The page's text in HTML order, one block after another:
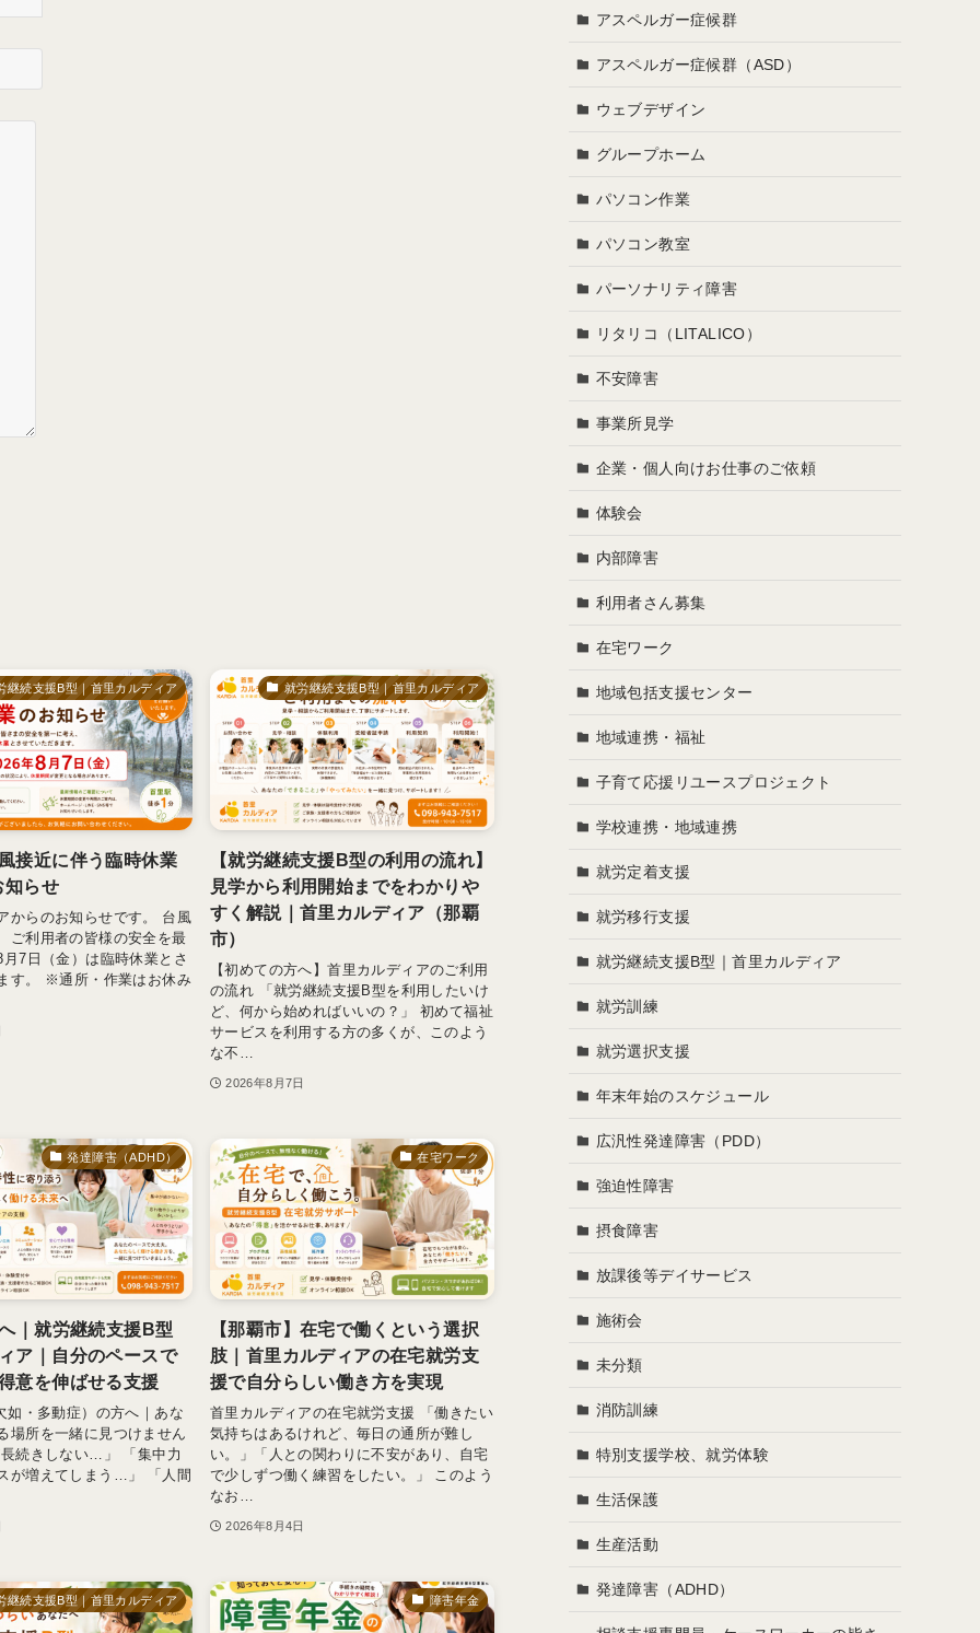
継続支援B型｜首里カルディア
接近に伴う臨時休業
知らせ
からのお知らせです。 台風
ご利用者の皆様の安全を最
7日（金）は臨時休業とさ
す。 ※通所・作業はお休み
就労継続支援B型｜首里カルディア
【就労継続支援B型の利用の流れ】
見学から利用開始までをわかりや
すく解説｜首里カルディア（那覇
市）
【初めての方へ】首里カルディアのご利用
の流れ 「就労継続支援B型を利用したいけ
ど、何から始めればいいの？」 初めて福祉
サービスを利用する方の多くが、このよう
な不…
2026年8月7日
発達障害（ADHD）
｜就労継続支援B型
ア｜自分のペースで
意を伸ばせる支援
如・多動症）の方へ｜あな
場所を一緒に見つけません
続きしない…」 「集中力
が増えてしまう…」 「人間
在宅ワーク
【那覇市】在宅で働くという選択
肢｜首里カルディアの在宅就労支
援で自分らしい働き方を実現
首里カルディアの在宅就労支援 「働きたい
気持ちはあるけれど、毎日の通所が難し
い。」「人との関わりに不安があり、自宅
で少しずつ働く練習をしたい。」 このよう
なお…
2026年8月4日
継続支援B型｜首里カルディア 障害年金
アスペルガー症候群
アスペルガー症候群（ASD）
ウェブデザイン
グループホーム
パソコン作業
パソコン教室
パーソナリティ障害
リタリコ（LITALICO）
不安障害
事業所見学
企業・個人向けお仕事のご依頼
体験会
内部障害
利用者さん募集
在宅ワーク
地域包括支援センター
地域連携・福祉
子育て応援リユースプロジェクト
学校連携・地域連携
就労定着支援
就労移行支援
就労継続支援B型｜首里カルディア
就労訓練
就労選択支援
年末年始のスケジュール
広汎性発達障害（PDD）
強迫性障害
摂食障害
放課後等デイサービス
施術会
未分類
消防訓練
特別支援学校、就労体験
生活保護
生産活動
発達障害（ADHD）